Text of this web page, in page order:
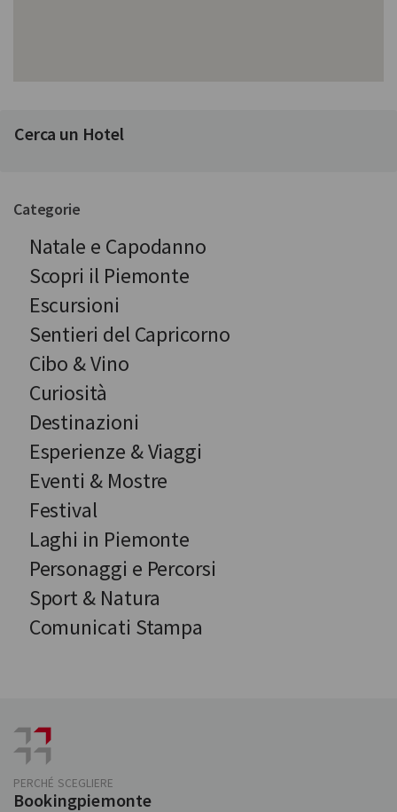
Cerca un Hotel
Categorie
Natale e Capodanno
Scopri il Piemonte
Escursioni
Sentieri del Capricorno
Cibo & Vino
Curiosità
Destinazioni
Esperienze & Viaggi
Eventi & Mostre
Festival
Laghi in Piemonte
Personaggi e Percorsi
Sport & Natura
Comunicati Stampa
PERCHÉ SCEGLIERE
Bookingpiemonte